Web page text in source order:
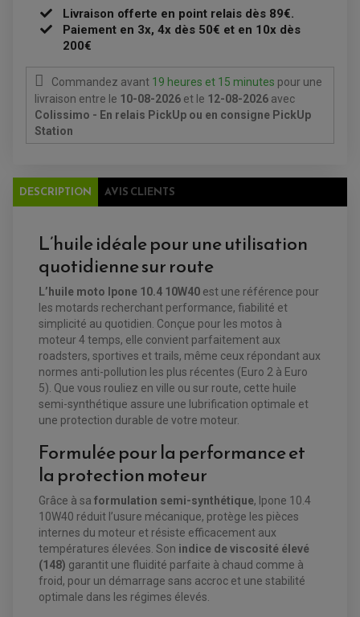
EQUIPEMENT ELECTRIQUE QUAD / SSV
ACCESSOIRES ELECTRIQUE QUAD / SSV
CHARGEUR DE BATTERIE QUAD / SSV
COMPTEUR QUAD / SSV
CONTACTEUR A CLÉ QUAD
ECLAIRAGE LED / HALOGÈNE
STATOR ET REDRESSEUR / REGULATEUR
VENTILATEUR DE RADIATEUR
EQUIPEMENT FREINAGE QUAD / SSV
DISQUE DE FREIN QUAD / SSV
KIT DURITE DE FREIN QUAD
KIT REPARATION MAÎTRE CYLINDRE QUAD / SSV
PNEUMATIQUE
MOUSSE
CHAMBRE À AIR
Livraison offerte en point relais dès 89€.
Paiement en 3x, 4x dès 50€ et en 10x dès
200€
Commandez avant 19 heures et 15 minutes pour une
livraison entre le 10-08-2026 et le 12-08-2026 avec
Colissimo - En relais PickUp ou en consigne PickUp
Station
DESCRIPTION AVIS CLIENTS
L’huile idéale pour une utilisation
quotidienne sur route
L’huile moto Ipone 10.4 10W40 est une référence pour
les motards recherchant performance, fiabilité et
simplicité au quotidien. Conçue pour les motos à
moteur 4 temps, elle convient parfaitement aux
roadsters, sportives et trails, même ceux répondant aux
normes anti-pollution les plus récentes (Euro 2 à Euro
5). Que vous rouliez en ville ou sur route, cette huile
semi-synthétique assure une lubrification optimale et
une protection durable de votre moteur.
Formulée pour la performance et
la protection moteur
Grâce à sa formulation semi-synthétique, Ipone 10.4
10W40 réduit l’usure mécanique, protège les pièces
internes du moteur et résiste efficacement aux
températures élevées. Son indice de viscosité élevé
(148) garantit une fluidité parfaite à chaud comme à
froid, pour un démarrage sans accroc et une stabilité
optimale dans les régimes élevés.